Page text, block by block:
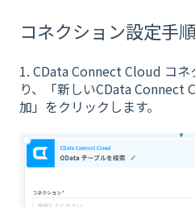
コネクション設定手順
1. CData Connect Cloud コ
り、「新しいCData Connect
加」をクリックします。